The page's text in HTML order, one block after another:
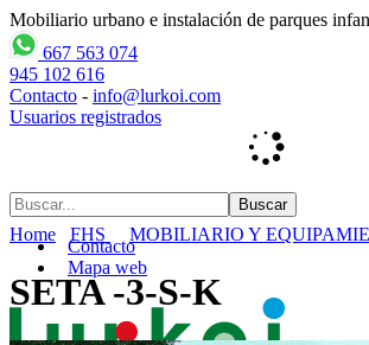
Mobiliario urbano e instalación de parques
667 563 074
945 102 616
Contacto - info@lurkoi.com
Usuarios registrados
Contacto
Mapa web
Home FHS MOBILIARIO Y
SETA -3-S-K